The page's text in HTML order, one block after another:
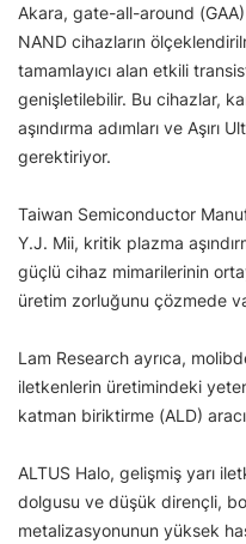
Akara, gate-all-around
NAND cihazların
tamamlayıcı alan etkili
genişletilebilir. Bu cihazlar,
aşındırma adımları ve
gerektiriyor.
Taiwan Semiconductor
Y.J. Mii, kritik plazma
güçlü cihaz mimarilerinin
üretim zorluğunu çözmede
Lam Research ayrıca,
iletkenlerin üretimindeki
katman biriktirme (ALD)
ALTUS Halo, gelişmiş yarı
dolgusu ve düşük dirençli,
metalizasyonunun yüksek